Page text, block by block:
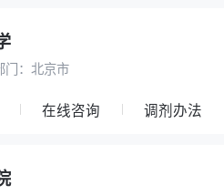
： 北京市
在线咨询 调剂办法